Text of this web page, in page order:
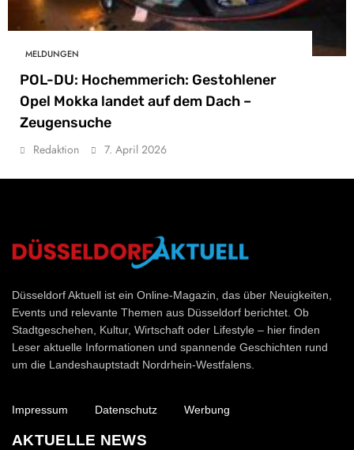
MELDUNGEN
POL-DU: Hochemmerich: Gestohlener
Opel Mokka landet auf dem Dach –
Zeugensuche
Redaktion 7. April 2026
Düsseldorf Aktuell
Düsseldorf Aktuell ist ein Online-Magazin, das über Neuigkeiten,
Events und relevante Themen aus Düsseldorf berichtet. Ob
Stadtgeschehen, Kultur, Wirtschaft oder Lifestyle – hier finden
Leser aktuelle Informationen und spannende Geschichten rund
um die Landeshauptstadt Nordrhein-Westfalens.
Impressum Datenschutz Werbung
AKTUELLE NEWS